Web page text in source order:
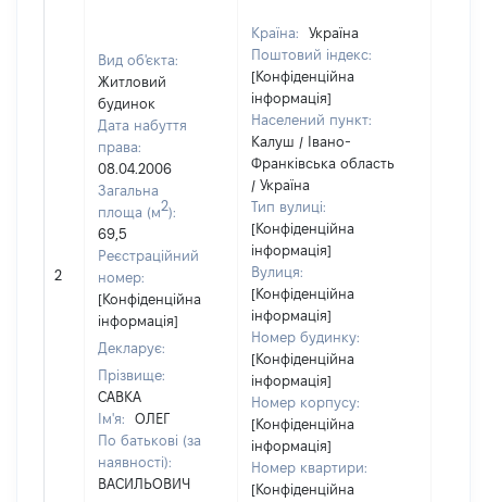
2
Вид об'єкта:
Житловий
будинок
Дата набуття
права:
08.04.2006
Загальна
площа (м2):
69,5
Реєстраційний
номер:
[Конфіденційна
інформація]
Декларує:
Прізвище:
САВКА
Ім'я:
ОЛЕГ
По батькові (за
наявності):
ВАСИЛЬОВИЧ
Країна:
Україна
Поштовий індекс:
[Конфіденційна
інформація]
Населений пункт:
Калуш / Івано-
Франківська область
/ Україна
Тип вулиці:
[Конфіденційна
інформація]
Вулиця:
[Конфіденційна
інформація]
Номер будинку:
[Конфіденційна
інформація]
Номер корпусу:
[Конфіденційна
інформація]
Номер квартири:
[Конфіденційна